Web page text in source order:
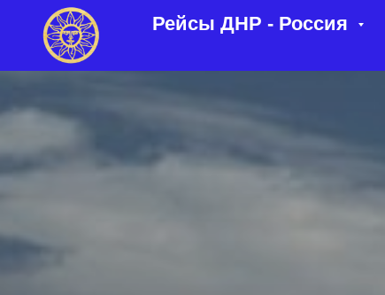
Рейсы ДНР - Россия